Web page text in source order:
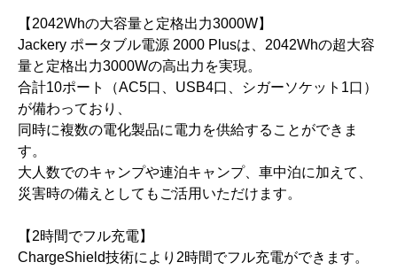
【2042Whの大容量と定格出力3000W】
Jackery ポータブル電源 2000 Plusは、2042Whの超大容
量と定格出力3000Wの高出力を実現。
合計10ポート（AC5口、USB4口、シガーソケット1口）
が備わっており、
同時に複数の電化製品に電力を供給することができま
す。
大人数でのキャンプや連泊キャンプ、車中泊に加えて、
災害時の備えとしてもご活用いただけます。
【2時間でフル充電】
ChargeShield技術により2時間でフル充電ができます。